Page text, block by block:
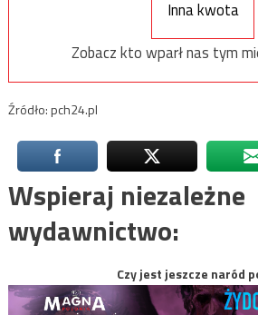
Inna kwota
Zobacz kto wparł nas tym
Źródło: pch24.pl
Wspieraj niezależne
wydawnictwo:
Czy jest jeszcze naród